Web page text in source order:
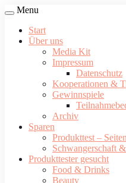
Menu
Start
Über uns
Media Kit
Impressum
Datenschutz
Kooperationen &
Gewinnspiele
Archiv
Sparen
Produkttest – Seiten
Schwangerschaft
Produkttester gesucht
Food & Drinks
Beauty